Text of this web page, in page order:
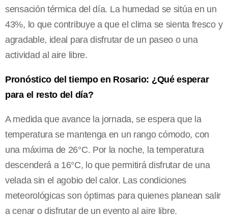
sensación térmica del día. La humedad se sitúa en un
43%, lo que contribuye a que el clima se sienta fresco y
agradable, ideal para disfrutar de un paseo o una
actividad al aire libre.
Pronóstico del tiempo en Rosario: ¿Qué esperar
para el resto del día?
A medida que avance la jornada, se espera que la
temperatura se mantenga en un rango cómodo, con
una máxima de 26°C. Por la noche, la temperatura
descenderá a 16°C, lo que permitirá disfrutar de una
velada sin el agobio del calor. Las condiciones
meteorológicas son óptimas para quienes planean salir
a cenar o disfrutar de un evento al aire libre.